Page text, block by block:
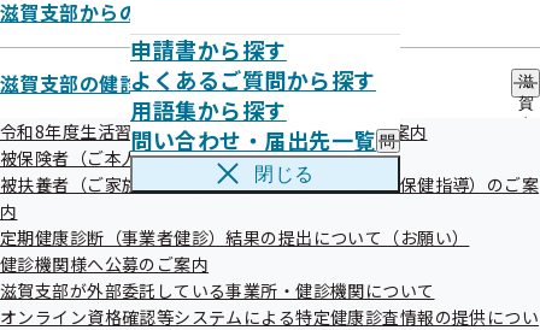
申請書から探す
よくあるご質問から探す
用語集から探す
問い合わせ・届出先一覧 問
い
せ
・
出
先
閉じる
滋賀支部からのお知らせ
滋賀支部の健診・保健指導のご案内
滋
賀
健
導
令和8年度生活習慣病予防健診・特定健康診査のご案内
被保険者（ご本人）様の健診・保健指導のご案内
被扶養者（ご家族）様の健診・健康サポート（特定保健指導）のご案
内
定期健康診断（事業者健診）結果の提出について（お願い）
健診機関様へ公募のご案内
滋賀支部が外部委託している事業所・健診機関について
オンライン資格確認等システムによる特定健康診査情報の提供につい
広報
【広報誌】協会けんぽしが（納入告知
書同封リーフレット）